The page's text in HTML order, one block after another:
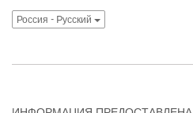
Россия - Pусский